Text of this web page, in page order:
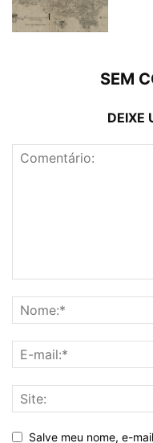
SEM
DEIXE
Salve meu nome, e-